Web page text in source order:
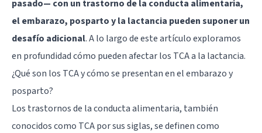
pasado— con un trastorno de la conducta alimentaria,
el embarazo, posparto y la lactancia pueden suponer un
desafío adicional. A lo largo de este artículo exploramos
en profundidad cómo pueden afectar los TCA a la lactancia.
¿Qué son los TCA y cómo se presentan en el embarazo y
posparto?
Los trastornos de la conducta alimentaria, también
conocidos como TCA por sus siglas, se definen como